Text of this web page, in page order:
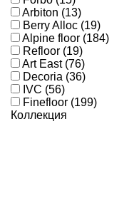
Arbiton (13)
Berry Alloc (19)
Alpine floor (184)
Refloor (19)
Art East (76)
Decoria (36)
IVC (56)
Finefloor (199)
Коллекция